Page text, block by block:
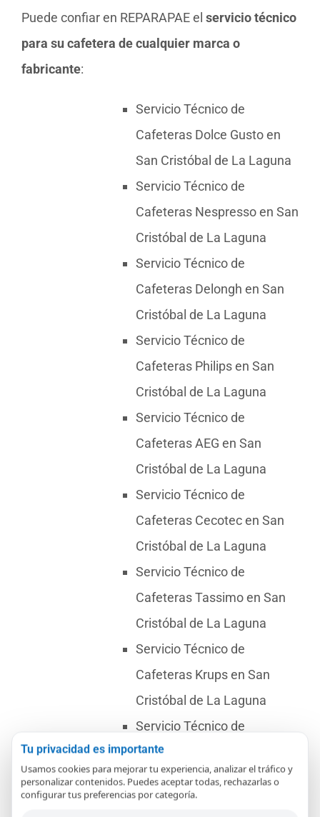
Puede confiar en REPARAPAE el servicio técnico
para su cafetera de cualquier marca o
fabricante:
Servicio Técnico de
Cafeteras Dolce Gusto en
San Cristóbal de La Laguna
Servicio Técnico de
Cafeteras Nespresso en San
Cristóbal de La Laguna
Servicio Técnico de
Cafeteras Delongh en San
Cristóbal de La Laguna
Servicio Técnico de
Cafeteras Philips en San
Cristóbal de La Laguna
Servicio Técnico de
Cafeteras AEG en San
Cristóbal de La Laguna
Servicio Técnico de
Cafeteras Cecotec en San
Cristóbal de La Laguna
Servicio Técnico de
Cafeteras Tassimo en San
Cristóbal de La Laguna
Servicio Técnico de
Cafeteras Krups en San
Cristóbal de La Laguna
Servicio Técnico de
Cafeteras Saeco en San
Cristóbal de La Laguna
Servicio Técnico de
Tu privacidad es importante
Usamos cookies para mejorar tu experiencia, analizar el tráfico y
personalizar contenidos. Puedes aceptar todas, rechazarlas o
configurar tus preferencias por categoría.